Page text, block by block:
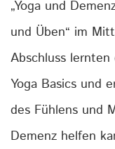
„Yoga und
und Üben“ im
Abschluss
Yoga Basics und
des Fühlens und
Demenz helfen